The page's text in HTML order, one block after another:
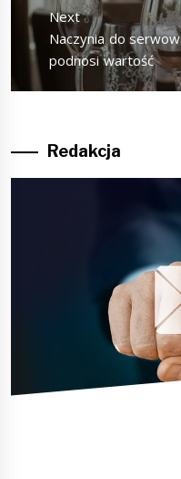
Next
Next
post:
Naczynia do
podnosi wartość
Redakcja